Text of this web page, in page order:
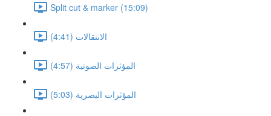
Split cut & marker (15:09)
الانتقالات (4:41)
المؤثرات الصوتية (4:57)
المؤثرات البصرية (5:03)